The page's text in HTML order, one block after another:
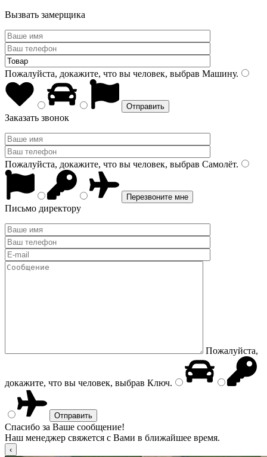
Вызвать замерщика
Пожалуйста, докажите, что вы человек, выбрав Машину.
Заказать звонок
Пожалуйста, докажите, что вы человек, выбрав Самолёт.
Письмо директору
Пожалуйста,
докажите, что вы человек, выбрав Ключ.
Спасибо за Ваше сообщение!
Наш менеджер свяжется с Вами в ближайшее время.